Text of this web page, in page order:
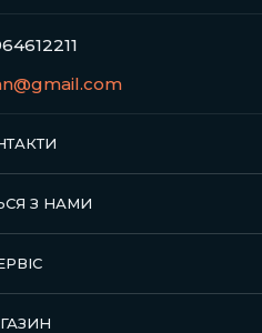
З НАМИ